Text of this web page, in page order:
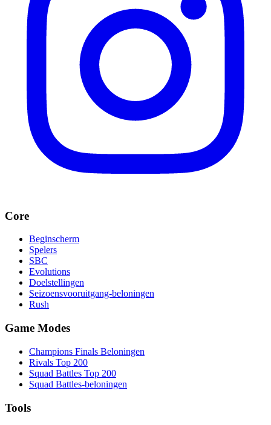
Core
Beginscherm
Spelers
SBC
Evolutions
Doelstellingen
Seizoensvooruitgang-beloningen
Rush
Game Modes
Champions Finals Beloningen
Rivals Top 200
Squad Battles Top 200
Squad Battles-beloningen
Tools